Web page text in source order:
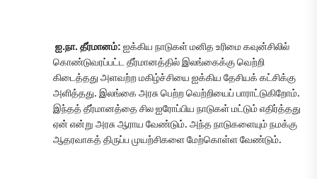
ஐ.நா. தீர்மானம்: ஐக்கிய நாடுகள் மனித உரிமை கவுன்சிலில்
கொண்டுவரப்பட்ட தீர்மானத்தில் இலங்கைக்கு வெற்றி
கிடைத்தது அளவற்ற மகிழ்ச்சியை ஐக்கிய தேசியக் கட்சிக்கு
அளித்தது. இலங்கை அரசு பெற்ற வெற்றியைப் பாராட்டுகிறோம்.
இந்தத் தீர்மானத்தை சில ஐரோப்பிய நாடுகள் மட்டும் எதிர்த்தது
ஏன் என்று அரசு ஆராய வேண்டும். அந்த நாடுகளையும் நமக்கு
ஆதரவாகத் திருப்ப முயற்சிகளை மேற்கொள்ள வேண்டும்.